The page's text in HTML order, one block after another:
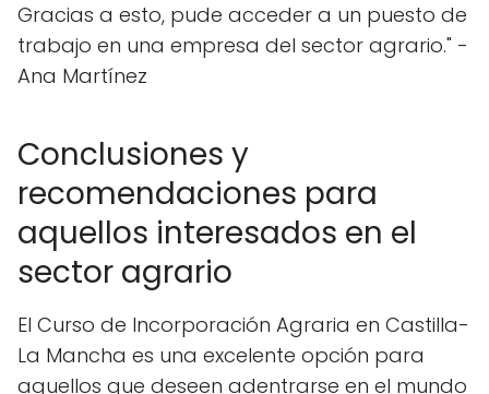
Gracias a esto, pude acceder a un puesto de
trabajo en una empresa del sector agrario." -
Ana Martínez
Conclusiones y
recomendaciones para
aquellos interesados en el
sector agrario
El Curso de Incorporación Agraria en Castilla-
La Mancha es una excelente opción para
aquellos que deseen adentrarse en el mundo